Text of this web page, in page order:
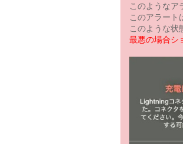
このようなア
このアラート
このような状
最悪の場合シ